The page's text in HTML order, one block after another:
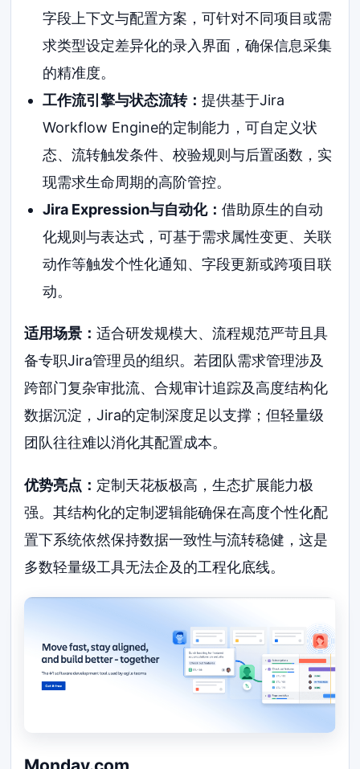
字段上下文与配置方案，可针对不同项目或需
求类型设定差异化的录入界面，确保信息采集
的精准度。
工作流引擎与状态流转： 提供基于Jira
Workflow Engine的定制能力，可自定义状
态、流转触发条件、校验规则与后置函数，实
现需求生命周期的高阶管控。
Jira Expression与自动化： 借助原生的自动
化规则与表达式，可基于需求属性变更、关联
动作等触发个性化通知、字段更新或跨项目联
动。
适用场景：适合研发规模大、流程规范严苛且具
备专职Jira管理员的组织。若团队需求管理涉及
跨部门复杂审批流、合规审计追踪及高度结构化
数据沉淀，Jira的定制深度足以支撑；但轻量级
团队往往难以消化其配置成本。
优势亮点： 定制天花板极高，生态扩展能力极
强。其结构化的定制逻辑能确保在高度个性化配
置下系统依然保持数据一致性与流转稳健，这是
多数轻量级工具无法企及的工程化底线。